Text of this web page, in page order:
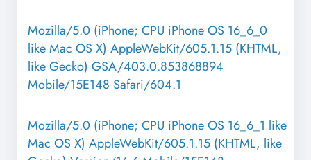
Mozilla/5.0 (iPhone; CPU iPhone OS 16_6_0
like Mac OS X) AppleWebKit/605.1.15 (KHTML,
like Gecko) GSA/403.0.853868894
Mobile/15E148 Safari/604.1
Mozilla/5.0 (iPhone; CPU iPhone OS 16_6_1 like
Mac OS X) AppleWebKit/605.1.15 (KHTML, like